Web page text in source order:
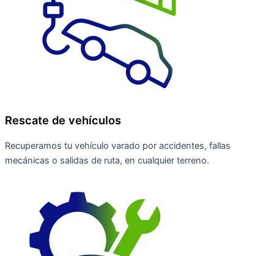
Rescate de vehículos
Recuperamos tu vehículo varado por accidentes, fallas
mecánicas o salidas de ruta, en cualquier terreno.